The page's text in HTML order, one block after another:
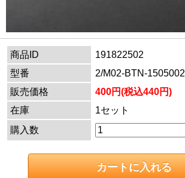
商品ID
191822502
型番
2/M02-BTN-1505002
販売価格
400円(税込440円)
在庫
1セット
購入数